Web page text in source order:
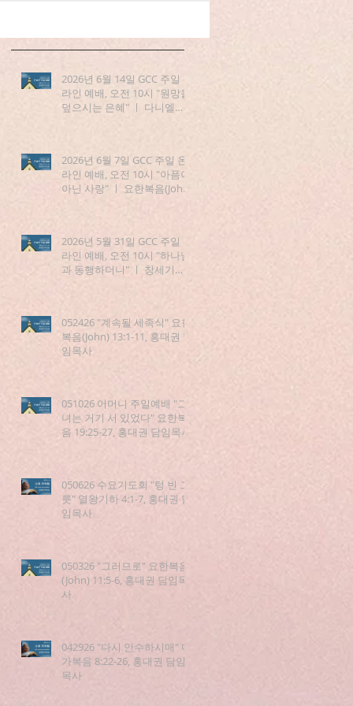
2026년 6월 14일 GCC 주일 온
라인 예배, 오전 10시 "원망을
덮으시는 은혜" ㅣ 다니엘
2026년 6월 7일 GCC 주일 온
라인 예배, 오전 10시 "아픔이
아닌 사랑" ㅣ 요한복음(John)
2026년 5월 31일 GCC 주일 온
라인 예배, 오전 10시 "하나님
과 동행하더니" ㅣ 창세기
(Genesis) 5:21-24
052426 "계속될 세족식" 요한
복음(John) 13:1-11, 홍대권 담
임목사
051026 어머니 주일예배 "그
녀는 거기 서 있었다" 요한복
음 19:25-27, 홍대권 담임목사
050626 수요기도회 "텅 빈 그
릇" 열왕기하 4:1-7, 홍대권 담
임목사
050326 "그러므로" 요한복음
(John) 11:5-6, 홍대권 담임목
사
042926 "다시 안수하시매" 마
가복음 8:22-26, 홍대권 담임
목사